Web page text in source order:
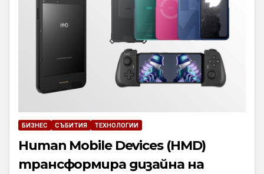
БИЗНЕС СЪБИТИЯ ТЕХНОЛОГИИ
Human Mobile Devices (HMD)
трансформира дизайна на